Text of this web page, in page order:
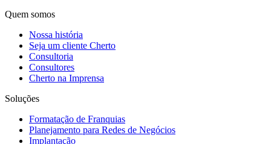
Quem somos
Nossa história
Seja um cliente Cherto
Consultoria
Consultores
Cherto na Imprensa
Soluções
Formatação de Franquias
Planejamento para Redes de Negócios
Implantação